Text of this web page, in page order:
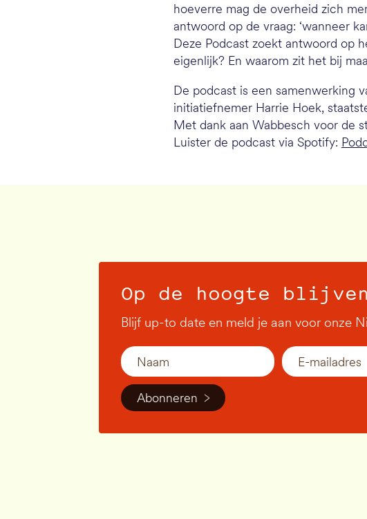
hoeverre mag de overheid zich
antwoord op de vraag: ‘wanneer
Deze Podcast zoekt antwoord op
eigenlijk? En waarom zit het bij
De podcast is een samenwerking
initiatiefnemer Harrie Hoek,
Met dank aan Wabbesch voor de
Luister de podcast via Spotify:
Op de hoogte
Blijf up-to date en meld je aan voor onze
Abonneren